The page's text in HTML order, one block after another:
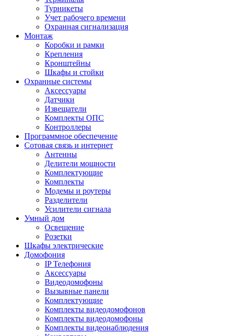
Турникеты
Учет рабочего времени
Охранная сигнализация
Монтаж
Коробки и рамки
Крепления
Кронштейны
Шкафы и стойки
Охранные системы
Аксессуары
Датчики
Извещатели
Комплекты ОПС
Контроллеры
Программное обеспечение
Сотовая связь и интернет
Антенны
Делители мощности
Комплектующие
Комплекты
Модемы и роутеры
Разделители
Усилители сигнала
Умный дом
Освещение
Розетки
Шкафы электрические
Домофония
IP Телефония
Аксессуары
Видеодомофоны
Вызывные панели
Комплектующие
Комплекты видеодомофонов
Комплекты видеодомофоны
Комплекты видеонаблюдения